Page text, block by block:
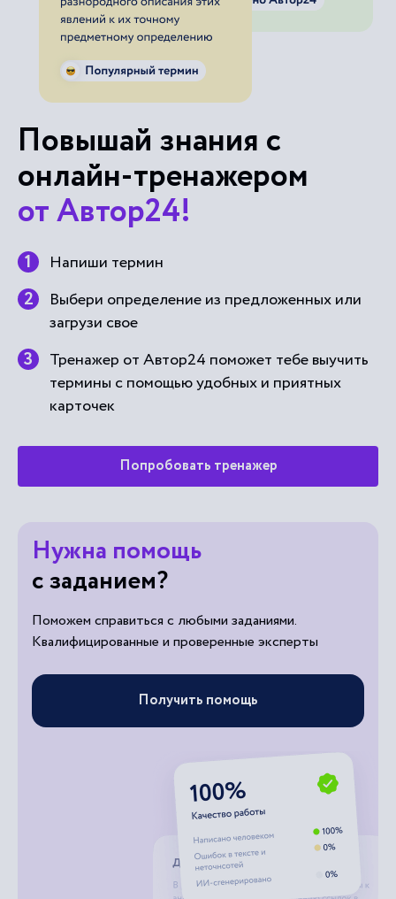
Повышай знания с
онлайн-тренажером
от Автор24!
Напиши термин
Выбери определение из предложенных или
загрузи свое
Тренажер от Автор24 поможет тебе выучить
термины с помощью удобных и приятных
карточек
Попробовать тренажер
Нужна помощь
с заданием?
Поможем справиться с любыми заданиями.
Квалифицированные и проверенные эксперты
Получить помощь